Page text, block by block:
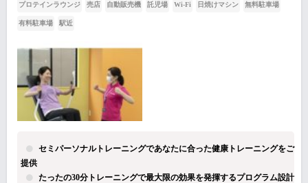
プロテインラウンジ 売店 自動販売機 託児場 Wi-Fi 日焼けマシン 無料駐車場
有料駐車場 駅近
セミパーソナルトレーニングであなたに合った健康トレーニングをご
提供
たったの30分トレーニングで最大限の効果を発揮するプログラム設計